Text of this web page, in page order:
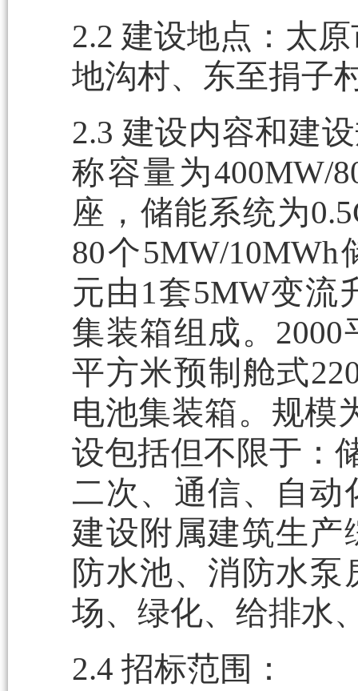
2.2 建设地点：太
地沟村、东至捐子
2.3 建设内容和建
称容量为400MW/
座，储能系统为
80个5MW/
元由1套5MW变流
集装箱组成。
平方米预制舱式
电池集装箱。规模
设包括但不限于：
二次、通信、自动
建设附属建筑生产
防水池、消防水
场、绿化、给排水
2.4 招标范围：